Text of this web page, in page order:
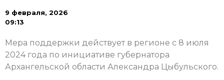
9 февраля, 2026
09:13
Мера поддержки действует в регионе с 8 июля
2024 года по инициативе губернатора
Архангельской области Александра Цыбульского.